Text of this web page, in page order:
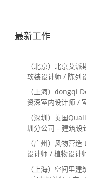
最新工作
（北京）北京艾
软装设计师 / 陈列
（上海）dongqi
资深室内设计师 /
系主管 / 设计实习
（深圳）英国
圳分公司 – 建筑设
内设计师 / 设计实
（广州）风物营
设计师 / 植物设计
（上海）空间里